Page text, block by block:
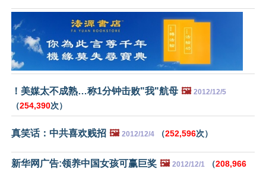
！美媒太不成熟…称1分钟击败"我"航母 🖼️ 2012/12/5
（254,390次）
真笑话：中共喜欢贱招 🖼️ 2012/12/4 （252,596次）
新华网广告:领养中国女孩可赢巨奖 🖼️ 2012/12/1 （208,966